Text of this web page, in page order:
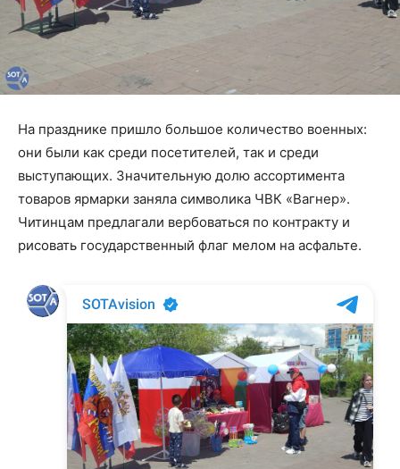
На празднике пришло большое количество военных:
они были как среди посетителей, так и среди
выступающих. Значительную долю ассортимента
товаров ярмарки заняла символика ЧВК «Вагнер».
Читинцам предлагали вербоваться по контракту и
рисовать государственный флаг мелом на асфальте.